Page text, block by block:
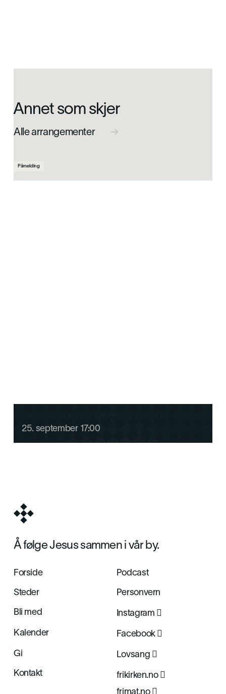
Annet som skjer
Alle arrangementer 
25. september 17:00
Påmelding
Å følge Jesus sammen i vår by.
Forside
Steder
Bli med
Kalender
Gi
Kontakt
Podcast
Personvern
Instagram 
Facebook 
Lovsang 
frikirken.no 
frimat.no 